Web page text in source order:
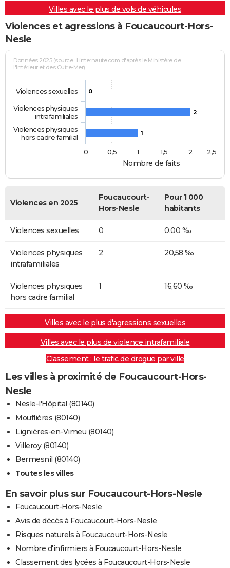
Villes avec le plus de vols de véhicules
Violences et agressions à Foucaucourt-Hors-
Nesle
Nombre de faits
Données 2025 (source : Linternaute.com d'après le Ministère de
l'Intérieur et des Outre-Mer)
0
2
1
Violences sexuelles
Violences physiques
intrafamiliales
Violences physiques
hors cadre familial
0
0,5 1 1,5 2 2,5
Violences en 2025
Foucaucourt-
Hors-Nesle
Pour 1 000
habitants
Violences sexuelles 0 0,00 ‰
Violences physiques
intrafamiliales
2 20,58 ‰
Violences physiques
hors cadre familial
1 16,60 ‰
Villes avec le plus d'agressions sexuelles
Villes avec le plus de violence intrafamiliale
Classement : le trafic de drogue par ville
Les villes à proximité de Foucaucourt-Hors-
Nesle
Nesle-l'Hôpital (80140)
Mouflières (80140)
Lignières-en-Vimeu (80140)
Villeroy (80140)
Bermesnil (80140)
Toutes les villes
En savoir plus sur Foucaucourt-Hors-Nesle
Foucaucourt-Hors-Nesle
Avis de décès à Foucaucourt-Hors-Nesle
Risques naturels à Foucaucourt-Hors-Nesle
Nombre d'infirmiers à Foucaucourt-Hors-Nesle
Classement des lycées à Foucaucourt-Hors-Nesle